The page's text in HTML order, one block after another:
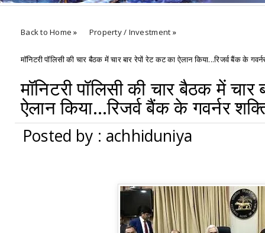
Welcomes You.....
Back to Home » Property / Investment »
मॉनिटरी पॉलिसी की चार बैठक में चार बार रेपों रेट कट का ऐलान किया...रिजर्व बैंक के
मॉनिटरी पॉलिसी की चार बैठक में
ऐलान किया...रिजर्व बैंक के गवर्नर
Posted by : achhiduniya